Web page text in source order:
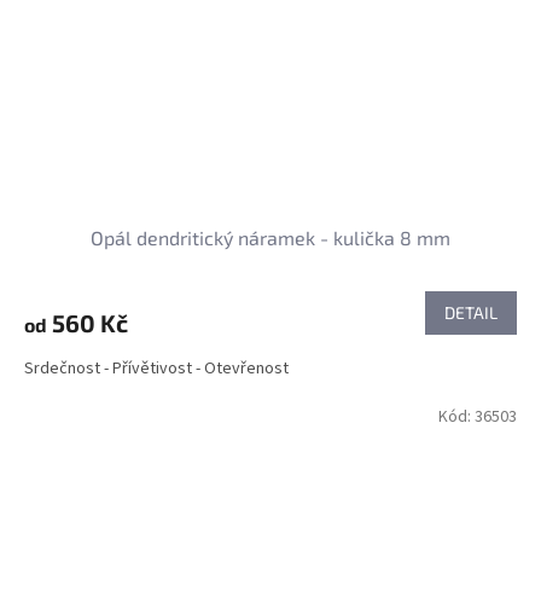
Opál dendritický náramek - kulička 8 mm
od 560 Kč DETAIL
Srdečnost - Přívětivost - Otevřenost
Kód: 36503